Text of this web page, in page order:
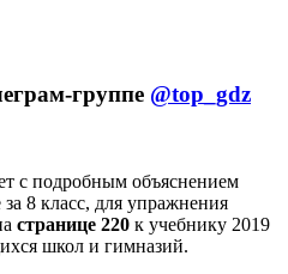
группе @top_gdz
c подробным объяснением
8 класс, для упражнения
странице 220 к учебнику 2019
школ и гимназий.